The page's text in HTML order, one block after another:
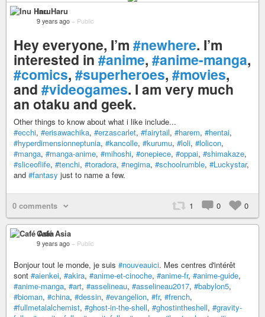
Inu Haru
9 years ago – Public
Hey everyone, I’m #newhere. I’m
interested in #anime, #anime-manga,
#comics, #superheroes, #movies,
and #videogames. I am very much
an otaku and geek.
Other things to know about what i like include...
#ecchi, #erisawachika, #erzascarlet, #fairytail, #harem, #hentai,
#hyperdimensionneptunia, #kancolle, #kurumu, #loli, #lolicon,
#manga, #manga-anime, #mihoshi, #onepiece, #oppai, #shimakaze,
#sliceoflife, #tenchi, #toradora, #negima, #schoolrumble, #Luckystar,
and #fantasy just to name a few.
0 comments 1 0 0
Café Asia
9 years ago – Public
Bonjour tout le monde, je suis #nouveauici. Mes centres d'intérêt
sont #aienkei, #akira, #anime-et-cinoche, #anime-fr, #anime-guide,
#anime-manga, #art, #asselineau, #asselineau2017, #babylon5,
#bioman, #china, #dessin, #evangelion, #fr, #french,
#fullmetalalchemist, #ghost-in-the-shell, #ghostintheshell, #gravity-